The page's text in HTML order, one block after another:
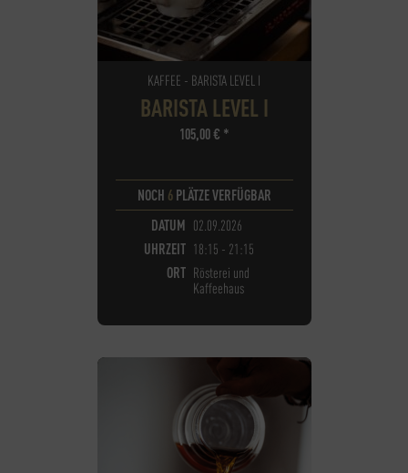
KAFFEE - BARISTA LEVEL I
BARISTA LEVEL I
105,00€ *
NOCH 6PLÄTZE VERFÜGBAR
DATUM 02.09.2026
UHRZEIT 18:15 - 21:15
ORT Rösterei und
Kaffeehaus